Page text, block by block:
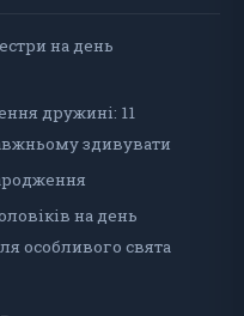
на день
дружині: 11
здивувати
на день
особливого свята